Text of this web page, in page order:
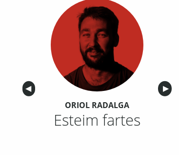
Anterior
◀︎ ▶︎
ORIOL RADALGA
Esteim fartes